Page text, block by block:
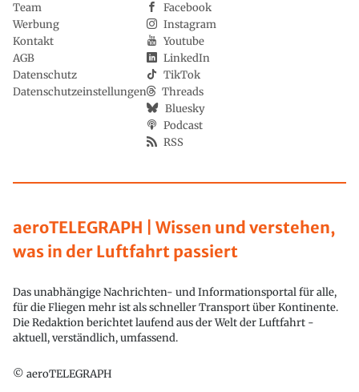
aeroTELEGRAPH | Wissen und verstehen,
was in der Luftfahrt passiert
Das unabhängige Nachrichten- und Informationsportal für alle,
für die Fliegen mehr ist als schneller Transport über Kontinente.
Die Redaktion berichtet laufend aus der Welt der Luftfahrt -
aktuell, verständlich, umfassend.
© aeroTELEGRAPH
Team
Werbung
Kontakt
AGB
Datenschutz
Datenschutzeinstellungen
Facebook
Instagram
Youtube
LinkedIn
TikTok
Threads
Bluesky
Podcast
RSS